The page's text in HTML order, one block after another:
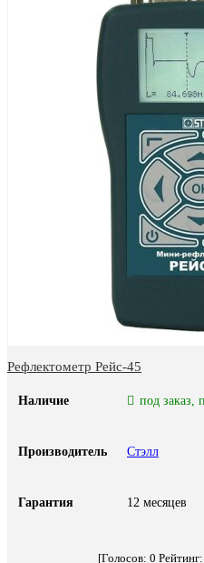
Рефлектометр Рейс-45
Наличие под заказ,
Производитель Стэлл
Гарантия 12 месяцев
[Голосов: 0 Рейтинг: